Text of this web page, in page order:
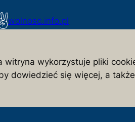
wolnosc.info.pl
witryna wykorzystuje pliki
dowiedzieć się więcej, a